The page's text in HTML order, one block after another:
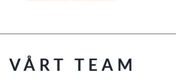
VÅRT TEAM